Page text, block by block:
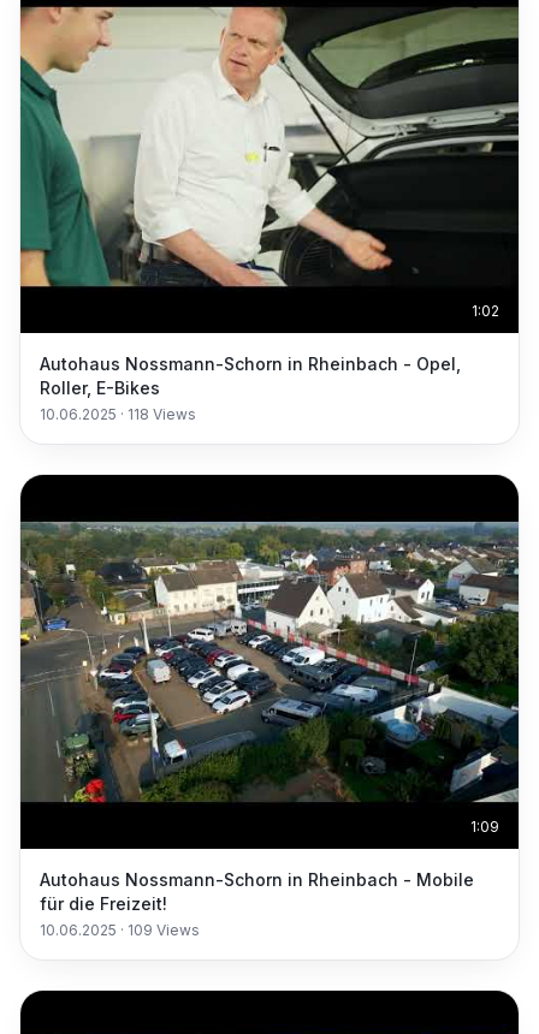
1:02
Autohaus Nossmann-Schorn in Rheinbach - Opel,
Roller, E-Bikes
10.06.2025 · 118 Views
1:09
Autohaus Nossmann-Schorn in Rheinbach - Mobile
für die Freizeit!
10.06.2025 · 109 Views